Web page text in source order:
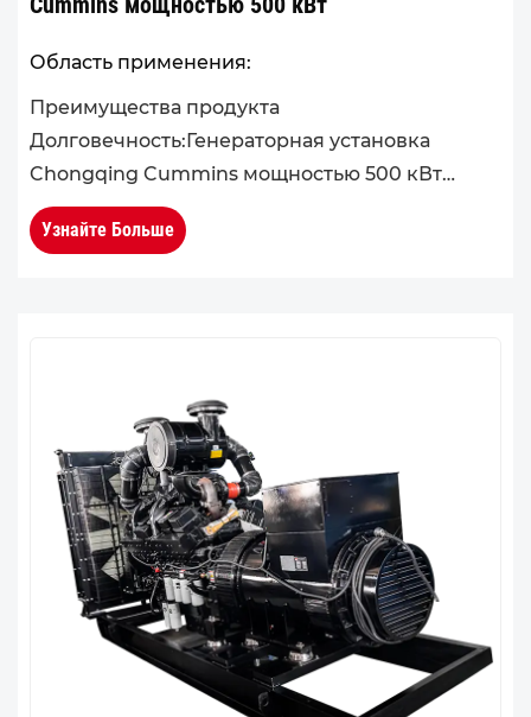
Область применения:
Преимущества продукта
Долговечность:Генераторная установка
Chongqing Cummins мощностью 500 кВт
отличается высокопрочной интегрированной
конструкцией блока двигателя и головки
Узнайте Больше